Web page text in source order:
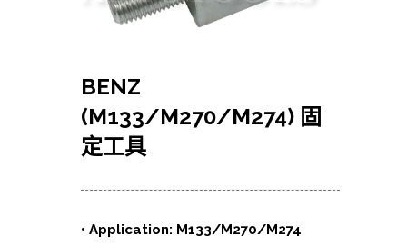
BENZ
(M133/M270/M274) 固
定工具
• Application: M133/M270/M274